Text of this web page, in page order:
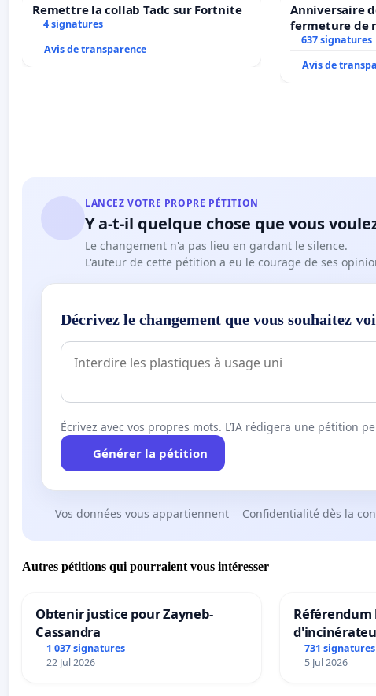
Remettre la collab Tadc sur Fortnite
4 signatures
Avis de transparence
Anniversaire
fermeture de
637 signatures
Avis de
LANCEZ VOTRE PROPRE PÉTITION
Y a-t-il quelque chose que vous
Le changement n'a pas lieu en gardant le silence.
L'auteur de cette pétition a eu le courage de ses
Décrivez le changement que vous souhaitez
Écrivez avec vos propres mots. L’IA rédigera une pétition
Générer la pétition
Vos données vous appartiennent Confidentialité dès la
Autres pétitions qui pourraient vous intéresser
Obtenir justice pour Zayneb-
Cassandra
1 037 signatures
22 Jul 2026
731 signatures
5 Jul 2026